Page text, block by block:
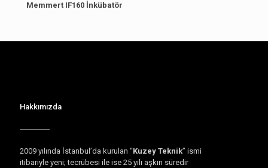
Memmert IF160 İnkübatör
Hakkımızda
2009 yılında İstanbul’da kurulan “Kuzey Teknik” ismi
itibariyle yeni; tecrübesi ile ise 25 yılı aşkın süredir